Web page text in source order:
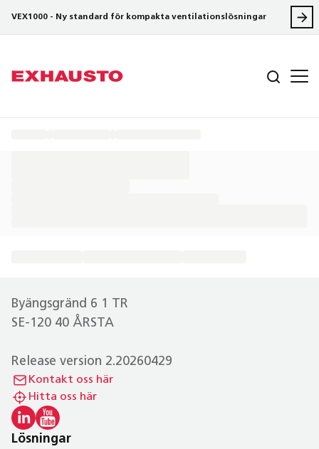
VEX1000 - Ny standard för kompakta ventilationslösningar
Byängsgränd 6 1 TR
SE-120 40 ÅRSTA
Release version 2.20260429
Kontakt oss här
Hitta oss här
Lösningar